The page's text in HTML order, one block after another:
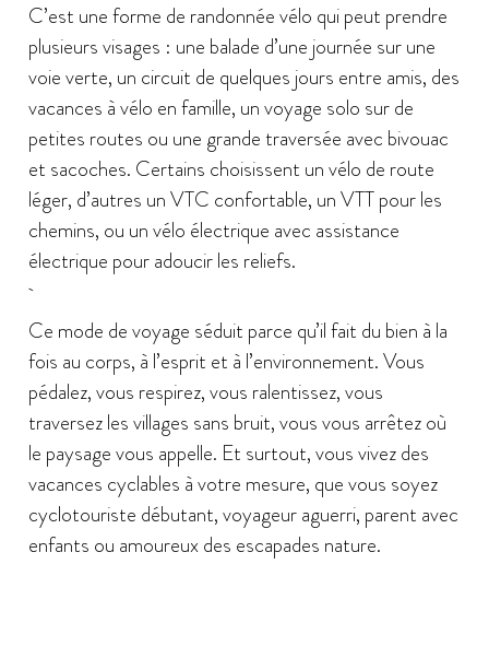
C’est une forme de randonnée vélo qui peut prendre
plusieurs visages : une balade d’une journée sur une
voie verte, un circuit de quelques jours entre amis, des
vacances à vélo en famille, un voyage solo sur de
petites routes ou une grande traversée avec bivouac
et sacoches. Certains choisissent un vélo de route
léger, d’autres un VTC confortable, un VTT pour les
chemins, ou un vélo électrique avec assistance
électrique pour adoucir les reliefs.
Ce mode de voyage séduit parce qu’il fait du bien à la
fois au corps, à l’esprit et à l’environnement. Vous
pédalez, vous respirez, vous ralentissez, vous
traversez les villages sans bruit, vous vous arrêtez où
le paysage vous appelle. Et surtout, vous vivez des
vacances cyclables à votre mesure, que vous soyez
cyclotouriste débutant, voyageur aguerri, parent avec
enfants ou amoureux des escapades nature.